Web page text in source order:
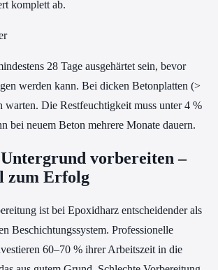
komplett ab.
28 Tage ausgehärtet sein, bevor
werden kann. Bei dicken Betonplatten (>
warten. Die Restfeuchtigkeit muss unter 4 %
bei neuem Beton mehrere Monate dauern.
vorbereiten –
zum Erfolg
ist bei Epoxidharz entscheidender als
Beschichtungssystem. Professionelle
60–70 % ihrer Arbeitszeit in die